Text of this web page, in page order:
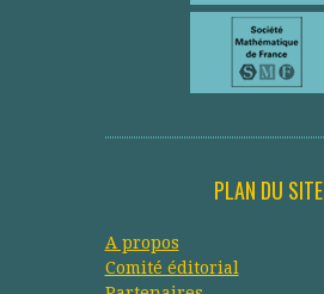
PLAN DU SITE
A propos
Comité éditorial